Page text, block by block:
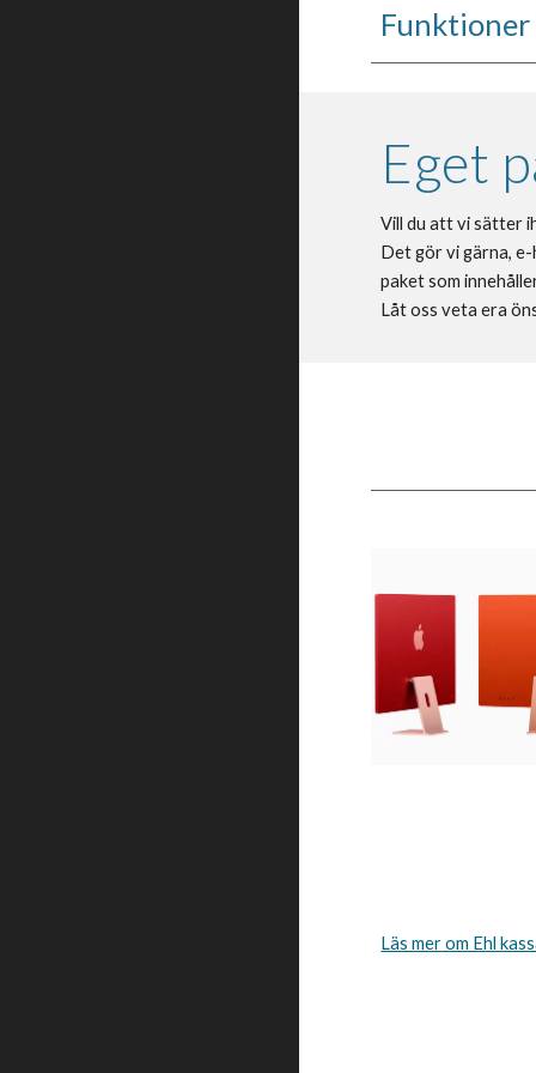
Eget
Vill du att vi sätter
Det gör vi gärna,
paket som
Låt oss veta era
Läs mer om Ehl